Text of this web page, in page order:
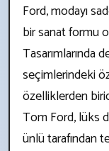
Ford, modayı
bir sanat formu
Tasarımlarında
seçimlerindeki
özelliklerden
Tom Ford, lüks
ünlü tarafından